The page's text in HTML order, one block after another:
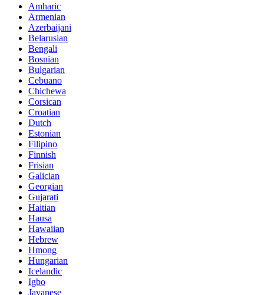
Amharic
Armenian
Azerbaijani
Belarusian
Bengali
Bosnian
Bulgarian
Cebuano
Chichewa
Corsican
Croatian
Dutch
Estonian
Filipino
Finnish
Frisian
Galician
Georgian
Gujarati
Haitian
Hausa
Hawaiian
Hebrew
Hmong
Hungarian
Icelandic
Igbo
Javanese